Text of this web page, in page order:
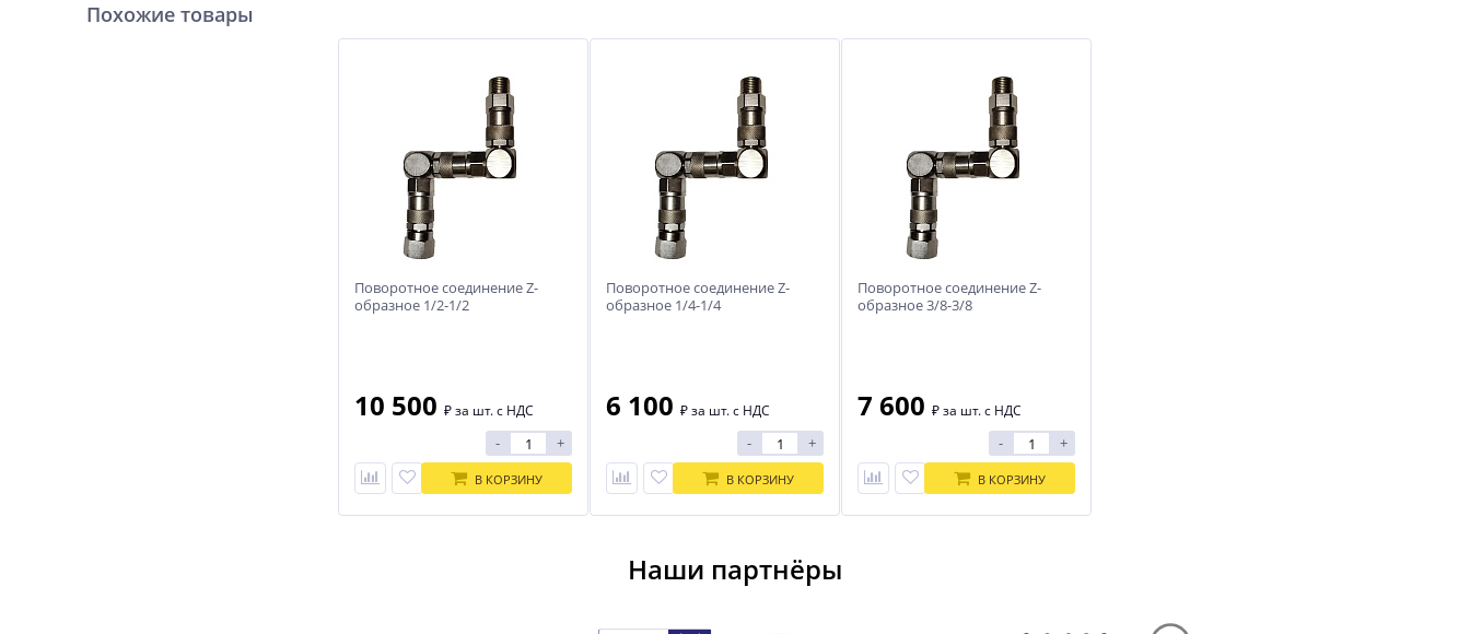
Похожие товары
Поворотное соединение Z-
образное 3/8-3/8
7 600 ₽за шт. с НДС
- +
В КОРЗИНУ
Поворотное соединение Z-
образное 1/4-1/4
6 100 ₽за шт. с НДС
- +
В КОРЗИНУ
Поворотное соединение Z-
образное 1/2-1/2
10 500 ₽за шт. с НДС
- +
В КОРЗИНУ
Наши партнёры